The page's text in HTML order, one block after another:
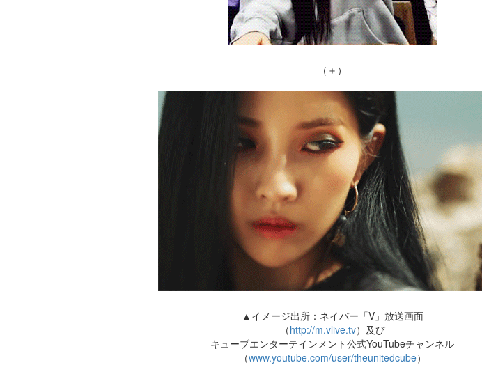
（＋）
▲イメージ出所：ネイバー「V」放送画面
（http://m.vlive.tv）及び
キューブエンターテインメント公式YouTubeチャンネル
（www.youtube.com/user/theunitedcube）